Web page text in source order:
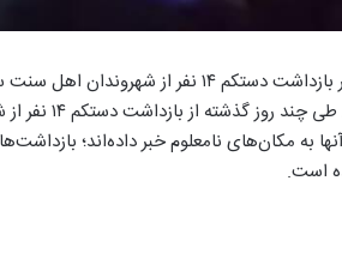
طی روزهای گذشته اخباری مبنی بر بازداشت
منتشر شده
به مکان‌های نامعلوم خبر داده‌اند؛
است.